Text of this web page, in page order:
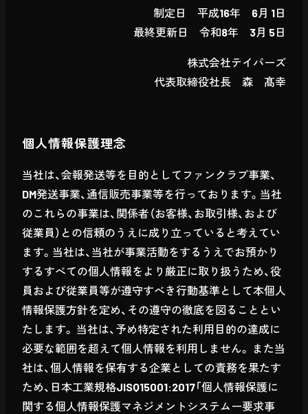
制定日 平成16年 6月 1日
最終更新日 令和8年 3月 5日
株式会社テイパーズ
代表取締役社長 森 髙幸
個人情報保護理念
当社は、会報発送等を目的としてファンクラブ事業、
DM発送事業、通信販売事業等を行っております。当社
のこれらの事業は、関係者（お客様、お取引様、および
従業員）との信頼のうえに成り立っていると考えてい
ます。当社は、当社が事業活動をするうえでお預かり
するすべての個人情報をより厳正に取り扱うため、役
員および従業員等が遵守すべき行動基準として本個人
情報保護方針を定め、その遵守の徹底を図ることとい
たします。 当社は、予め特定された利用目的の達成に
必要な範囲を超えて個人情報を利用しません。 また当
社は、個人情報を保有する企業としての責務を果たす
ため、日本工業規格JISQ15001:2017「個人情報保護に
関する個人情報保護マネジメントシステムー要求事